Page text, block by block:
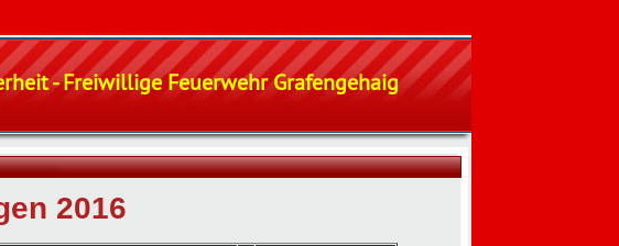
- Freiwillige Feuerwehr Grafengehaig
2016